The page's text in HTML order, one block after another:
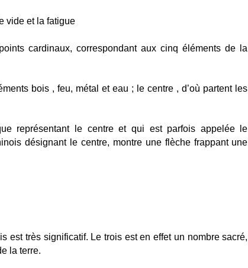
vide et la fatigue
cardinaux, correspondant aux cinq éléments de la
bois , feu, métal et eau ; le centre , d’où partent les
représentant le centre et qui est parfois appelée le
désignant le centre, montre une flèche frappant une
est très significatif. Le trois est en effet un nombre sacré,
la terre.